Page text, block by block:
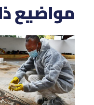
مواضيع